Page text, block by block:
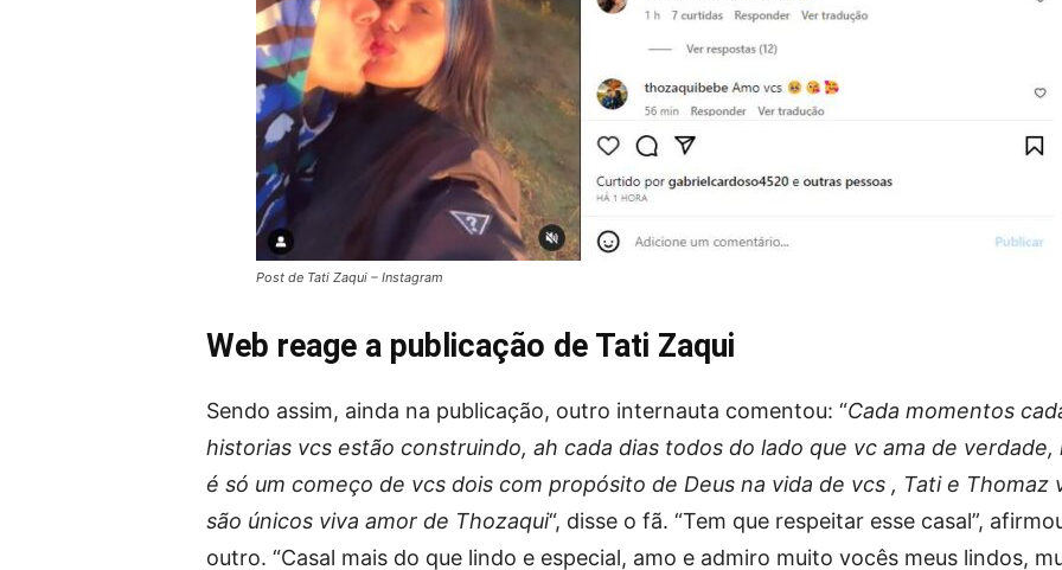
Post de Tati Zaqui – Instagram
Web reage a publicação de Tati Zaqui
Sendo assim, ainda na publicação, outro internauta comentou: “Cada momentos
historias vcs estão construindo, ah cada dias todos do lado que vc ama de verdade,
é só um começo de vcs dois com propósito de Deus na vida de vcs , Tati e Thomaz
são únicos viva amor de Thozaqui“, disse o fã. “Tem que respeitar esse casal”,
outro. “Casal mais do que lindo e especial, amo e admiro muito vocês meus lindos,